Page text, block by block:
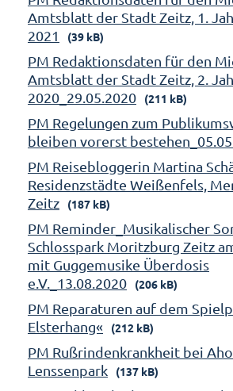
Amtsblatt der Stadt Zeitz, 1.
2021
(39 kB)
PM Redaktionsdaten für den
Amtsblatt der Stadt Zeitz, 2.
2020_29.05.2020
(211 kB)
PM Regelungen zum
bleiben vorerst
PM Reisebloggerin Martina
Residenzstädte Weißenfels,
Zeitz
(187 kB)
PM Reminder_Musikalischer
Schlosspark Moritzburg Zeitz
mit Guggemusike Überdosis
e.V._13.08.2020
(206 kB)
PM Reparaturen auf dem
Elsterhang«
(212 kB)
PM Rußrindenkrankheit bei
Lenssenpark
(137 kB)